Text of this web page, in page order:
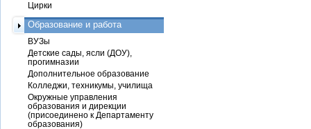
Цирки
Образование и работа
ВУЗы
Детские сады, ясли (ДОУ),
прогимназии
Дополнительное образование
Колледжи, техникумы, училища
Окружные управления
образования и дирекции
(присоединено к Департаменту
образования)